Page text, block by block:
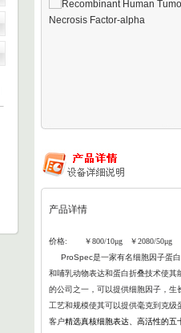
产品详情
价格: ￥800/10μg ￥2080/50μg
ProSpec是一家有名细胞因子蛋
和哺乳动物表达和蛋白折叠技术使其
的公司之一，可以提供细胞因子，
工艺和规模使其可以提供毫克到克
客户精选真核细胞表达、高活性的五